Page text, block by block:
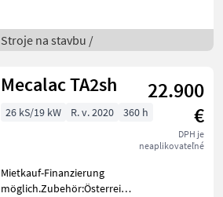
Stroje na stavbu /
Mecalac TA2sh
22.900
€
DPH je
neaplikovateľné
26 kS/19 kW R. v. 2020 360 h
Mietkauf-Finanzierung
möglich.Zubehör:Österreichische